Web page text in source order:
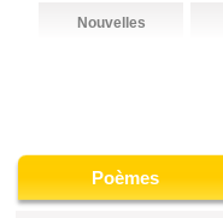
Nouvelles
Poèmes